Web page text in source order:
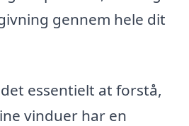
gennem hele dit
essentielt at forstå,
vinduer har en